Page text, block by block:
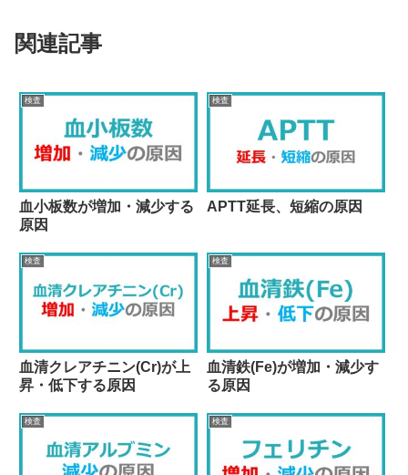
関連記事
検査
血小板数が増加・減少する
原因
検査
APTT延長、短縮の原因
検査
血清クレアチニン(Cr)が上
昇・低下する原因
検査
血清鉄(Fe)が増加・減少す
る原因
検査 検査